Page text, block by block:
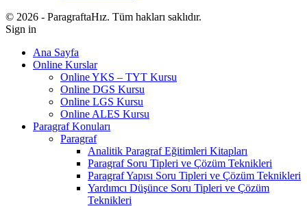
© 2026 - ParagraftaHız. Tüm hakları saklıdır.
Sign in
Ana Sayfa
Online Kurslar
Online YKS – TYT Kursu
Online DGS Kursu
Online LGS Kursu
Online ALES Kursu
Paragraf Konuları
Paragraf
Analitik Paragraf Eğitimleri Kitapları
Paragraf Soru Tipleri ve Çözüm Teknikleri
Paragraf Yapısı Soru Tipleri ve Çözüm Teknikleri
Yardımcı Düşünce Soru Tipleri ve Çözüm
Teknikleri